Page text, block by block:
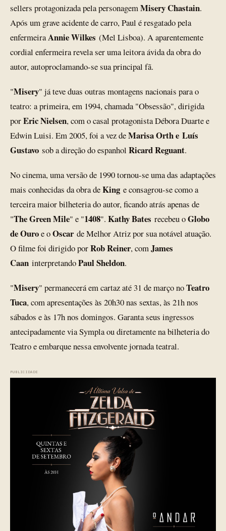
sellers protagonizada pela personagemMisery Chastain.
Após um grave acidente de carro, Paul é resgatado pela
enfermeiraAnnie Wilkes (Mel Lisboa). A aparentemente
cordial enfermeira revela ser uma leitora ávida da obra do
autor, autoproclamando-se sua principal fã.
"Misery" já teve duas outras montagens nacionais para o
teatro: a primeira, em 1994, chamada "Obsessão", dirigida
porEric Nielsen, com o casal protagonista Débora Duarte e
Edwin Luisi. Em 2005, foi a vez deMarisa Orth e Luís
Gustavo sob a direção do espanhol Ricard Reguant.
No cinema, uma versão de 1990 tornou-se uma das adaptações
mais conhecidas da obra deKing e consagrou-se como a
terceira maior bilheteria do autor, ficando atrás apenas de
"The Green Mile" e "1408". Kathy Bates recebeu oGlobo
de Ouroe oOscarde Melhor Atriz por sua notável atuação.
O filme foi dirigido porRob Reiner, comJames
Caan interpretandoPaul Sheldon.
"Misery" permanecerá em cartaz até 31 de março noTeatro
Tuca, com apresentações às 20h30 nas sextas, às 21h nos
sábados e às 17h nos domingos. Garanta seus ingressos
antecipadamente via Sympla ou diretamente na bilheteria do
Teatro e embarque nessa envolvente jornada teatral.
PUBLICIDADE